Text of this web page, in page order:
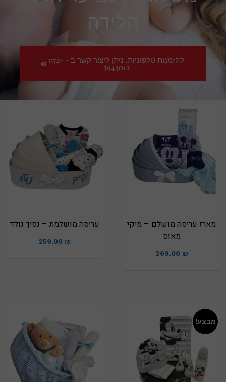
הלידה
להזמנות טלפוניות, ניתן ליצור קשר ב - 072-
3943012
מארז עריסה מושלם – מיקי
מאוס
269.00 ₪
עריסה מושלמת – נסיך נולד
259.00 ₪
מבצע!